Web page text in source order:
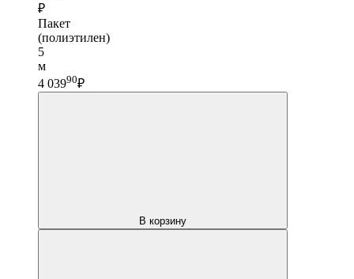
₽
Пакет
(полиэтилен)
5
м
4 03990₽
В корзину